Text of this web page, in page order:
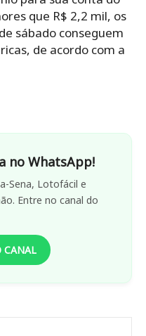
que R$ 2,2 mil, os
sábado conseguem
de acordo com a
no WhatsApp!
Sena, Lotofácil e
Entre no canal do
CANAL